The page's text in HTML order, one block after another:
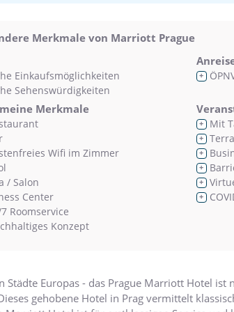
Merkmale von Marriott Prague
Einkaufsmöglichkeiten
Sehenswürdigkeiten
+
Merkmale
Wifi im Zimmer
/ Salon
Center
Roomservice
Konzept
+ Mit
+
+
+
+
+
Städte Europas - das Prague Marriott Hotel ist
gehobene Hotel in Prag vermittelt